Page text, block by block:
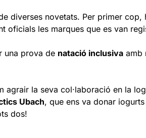
diverses novetats. Per primer cop,
oficials les marques que es van
una prova de natació inclusiva amb
agrair la seva col·laboració en la
Ubach, que ens va donar
dos!